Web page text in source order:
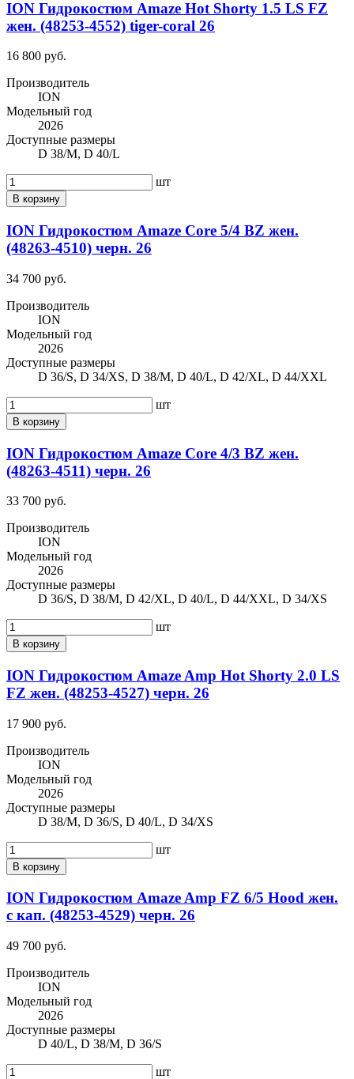
ION Гидрокостюм Amaze Hot Shorty 1.5 LS FZ
жен. (48253-4552) tiger-coral 26
16 800 руб.
Производитель
ION
Модельный год
2026
Доступные размеры
D 38/M, D 40/L
шт
В корзину
ION Гидрокостюм Amaze Core 5/4 BZ жен.
(48263-4510) черн. 26
34 700 руб.
Производитель
ION
Модельный год
2026
Доступные размеры
D 36/S, D 34/XS, D 38/M, D 40/L, D 42/XL, D 44/XXL
шт
В корзину
ION Гидрокостюм Amaze Core 4/3 BZ жен.
(48263-4511) черн. 26
33 700 руб.
Производитель
ION
Модельный год
2026
Доступные размеры
D 36/S, D 38/M, D 42/XL, D 40/L, D 44/XXL, D 34/XS
шт
В корзину
ION Гидрокостюм Amaze Amp Hot Shorty 2.0 LS
FZ жен. (48253-4527) черн. 26
17 900 руб.
Производитель
ION
Модельный год
2026
Доступные размеры
D 38/M, D 36/S, D 40/L, D 34/XS
шт
В корзину
ION Гидрокостюм Amaze Amp FZ 6/5 Hood жен.
c кап. (48253-4529) черн. 26
49 700 руб.
Производитель
ION
Модельный год
2026
Доступные размеры
D 40/L, D 38/M, D 36/S
шт